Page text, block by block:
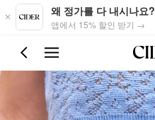
Skip to main content
왜 정가를 다 내시나요?
앱에서 15% 할인 받기 →